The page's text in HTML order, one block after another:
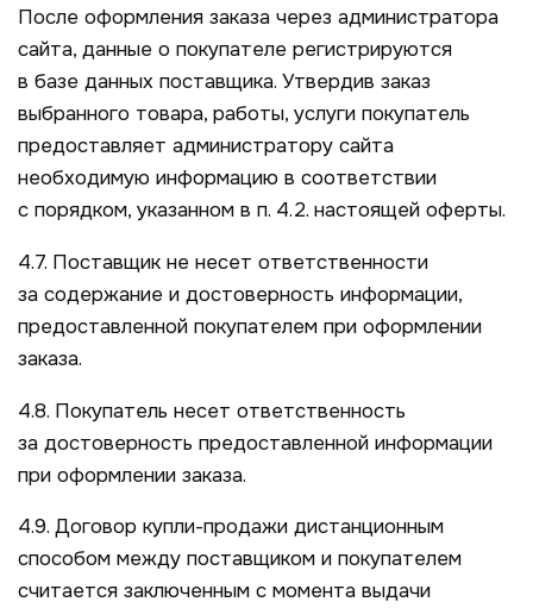
После оформления заказа через администратора
сайта, данные о покупателе регистрируются
в базе данных поставщика. Утвердив заказ
выбранного товара, работы, услуги покупатель
предоставляет администратору сайта
необходимую информацию в соответствии
с порядком, указанном в п. 4.2. настоящей оферты.
4.7. Поставщик не несет ответственности
за содержание и достоверность информации,
предоставленной покупателем при оформлении
заказа.
4.8. Покупатель несет ответственность
за достоверность предоставленной информации
при оформлении заказа.
4.9. Договор купли-продажи дистанционным
способом между поставщиком и покупателем
считается заключенным с момента выдачи